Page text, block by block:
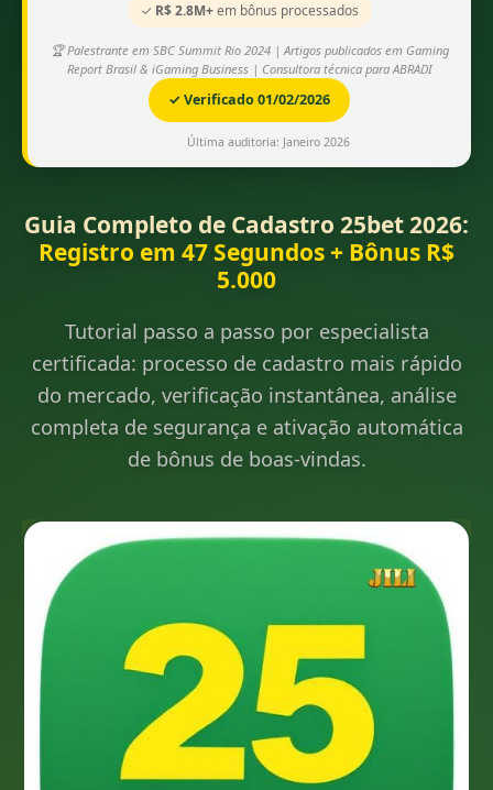
✓ R$ 2.8M+em bônus processados
🏆 Palestrante em SBC Summit Rio 2024 | Artigos publicados em Gaming
Report Brasil & iGaming Business | Consultora técnica para ABRADI
✓ Verificado 01/02/2026
Última auditoria: Janeiro 2026
Guia Completo de Cadastro 25bet 2026:
Registro em 47 Segundos + Bônus R$
5.000
Tutorial passo a passo por especialista
certificada: processo de cadastro mais rápido
do mercado, verificação instantânea, análise
completa de segurança e ativação automática
de bônus de boas-vindas.